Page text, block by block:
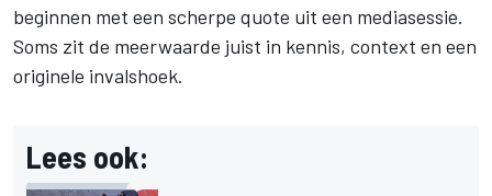
beginnen met een scherpe quote uit een mediasessie.
Soms zit de meerwaarde juist in kennis, context en een
originele invalshoek.
Lees ook: